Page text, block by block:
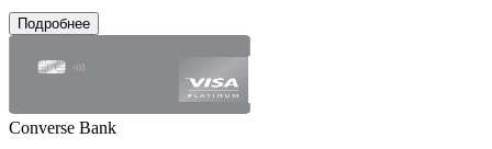
Подробнее
Converse Bank